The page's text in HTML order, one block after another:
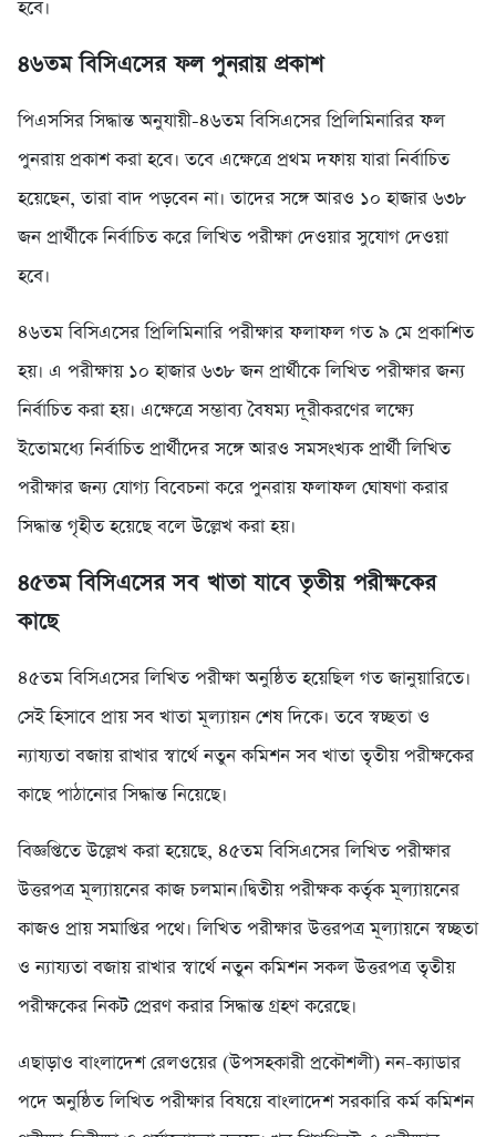
হবে।
৪৬তম বিসিএসের ফল ‍পুনরায় প্রকাশ
পিএসসির সিদ্ধান্ত অনুযায়ী-৪৬তম বিসিএসের প্রিলিমিনারির ফল
পুনরায় প্রকাশ করা হবে। তবে এক্ষেত্রে প্রথম দফায় যারা নির্বাচিত
হয়েছেন, তারা বাদ পড়বেন না। তাদের সঙ্গে আরও ১০ হাজার ৬৩৮
জন প্রার্থীকে নির্বাচিত করে লিখিত পরীক্ষা দেওয়ার সুযোগ দেওয়া
হবে।
৪৬তম বিসিএসের প্রিলিমিনারি পরীক্ষার ফলাফল গত ৯ মে প্রকাশিত
হয়। এ পরীক্ষায় ১০ হাজার ৬৩৮ জন প্রার্থীকে লিখিত পরীক্ষার জন্য
নির্বাচিত করা হয়। এক্ষেত্রে সম্ভাব্য বৈষম্য দূরীকরণের লক্ষ্যে
ইতোমধ্যে নির্বাচিত প্রার্থীদের সঙ্গে আরও সমসংখ্যক প্রার্থী লিখিত
পরীক্ষার জন্য যোগ্য বিবেচনা করে পুনরায় ফলাফল ঘোষণা করার
সিদ্ধান্ত গৃহীত হয়েছে বলে উল্লেখ করা হয়।
৪৫তম বিসিএসের সব খাতা যাবে তৃতীয় পরীক্ষকের
কাছে
৪৫তম বিসিএসের লিখিত পরীক্ষা অনুষ্ঠিত হয়েছিল গত জানুয়ারিতে।
সেই হিসাবে প্রায় সব খাতা মূল্যায়ন শেষ দিকে। তবে স্বচ্ছতা ও
ন্যায্যতা বজায় রাখার স্বার্থে নতুন কমিশন সব খাতা তৃতীয় পরীক্ষকের
কাছে পাঠানোর সিদ্ধান্ত নিয়েছে।
বিজ্ঞপ্তিতে উল্লেখ করা হয়েছে, ৪৫তম বিসিএসের লিখিত পরীক্ষার
উত্তরপত্র মূল্যায়নের কাজ চলমান।দ্বিতীয় পরীক্ষক কর্তৃক মূল্যায়নের
কাজও প্রায় সমাপ্তির পথে। লিখিত পরীক্ষার উত্তরপত্র মূল্যায়নে স্বচ্ছতা
ও ন্যায্যতা বজায় রাখার স্বার্থে নতুন কমিশন সকল উত্তরপত্র তৃতীয়
পরীক্ষকের নিকট প্রেরণ করার সিদ্ধান্ত গ্রহণ করেছে।
এছাড়াও বাংলাদেশ রেলওয়ের (উপসহকারী প্রকৌশলী) নন-ক্যাডার
পদে অনুষ্ঠিত লিখিত পরীক্ষার বিষয়ে বাংলাদেশ সরকারি কর্ম কমিশন